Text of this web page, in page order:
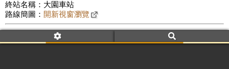
終站名稱：大園車站
路線簡圖： 開新視窗瀏覽
附屬名稱：5082
車頭描述：中壢
大園(經雙溪口)
公車數量: 累計6187、上線5077